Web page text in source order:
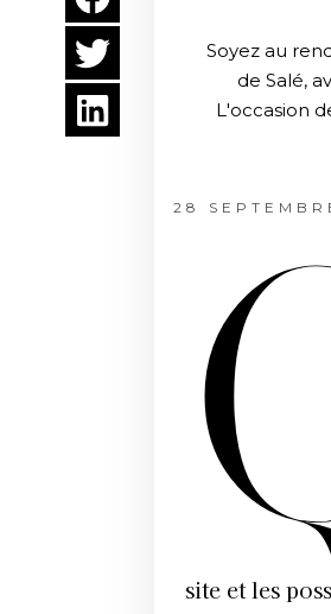
Soyez au
de Salé,
L'occasion
28
site et les